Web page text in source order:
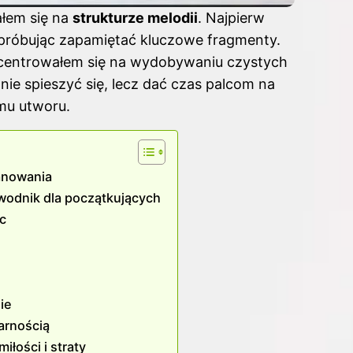
się na strukturze melodii. Najpierw
zapamiętać kluczowe fragmenty.
się na wydobywaniu czystych
spieszyć się, lecz dać czas palcom na
utworu.
dla początkujących
i straty